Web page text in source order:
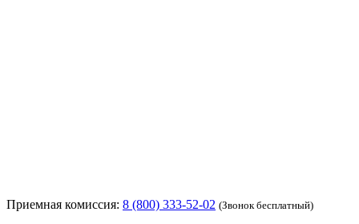
Приемная комиссия: 8 (800) 333-52-02 (Звонок бесплатный)